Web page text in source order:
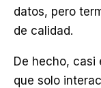
datos, pero
de calidad.
De hecho, casi
que solo